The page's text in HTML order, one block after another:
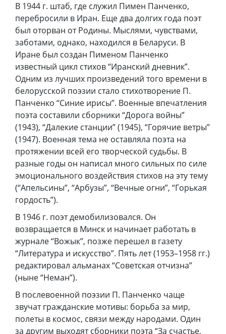
В 1944 г. штаб, где служил Пимен Панченко,
перебросили в Иран. Еще два долгих года поэт
был оторван от Родины. Мыслями, чувствами,
заботами, однако, находился в Беларуси. В
Иране был создан Пименом Панченко
известный цикл стихов “Иранский дневник”.
Одним из лучших произведений того времени в
белорусской поэзии стало стихотворение П.
Панченко “Синие ирисы”. Военные впечатления
поэта составили сборники “Дорога войны”
(1943), “Далекие станции” (1945), “Горячие ветры”
(1947). Военная тема не оставляла поэта на
протяжении всей его творческой судьбы. В
разные годы он написал много сильных по силе
эмоционального воздействия стихов на эту тему
(“Апельсины”, “Арбузы”, “Вечные огни”, “Горькая
гордость”).
В 1946 г. поэт демобилизовался. Он
возвращается в Минск и начинает работать в
журнале “Вожык”, позже перешел в газету
“Литература и искусство”. Пять лет (1953–1958 гг.)
редактировал альманах “Советская отчизна”
(ныне “Неман”).
В послевоенной поэзии П. Панченко чаще
звучат гражданские мотивы: борьба за мир,
полеты в космос, связи между народами. Один
за другим выходят сборники поэта “За счастье,